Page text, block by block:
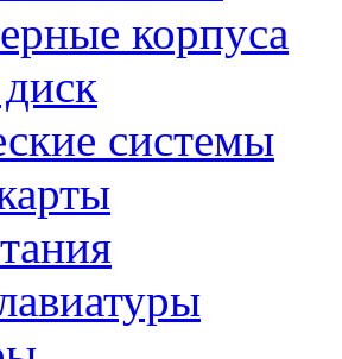
корпуса
системы